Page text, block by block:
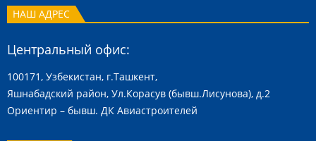
НАШ АДРЕС
Центральный офис:
100171, Узбекистан, г.Ташкент,
Яшнабадский район, Ул.Корасув (бывш.Лисунова), д.2
Ориентир – бывш. ДК Авиастроителей